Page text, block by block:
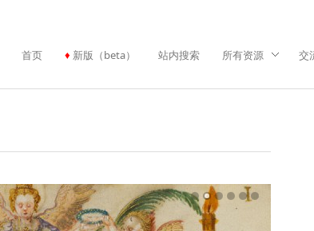
首页 新版（beta） 站内搜索 所有资源 交